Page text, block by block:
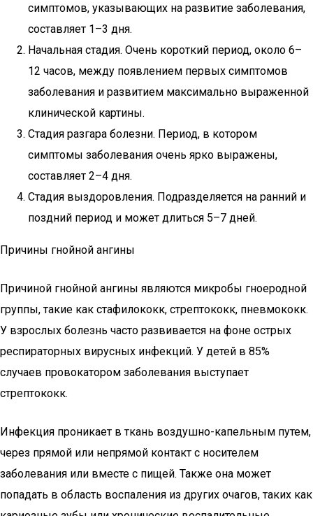
симптомов, указывающих на развитие заболевания,
составляет 1–3 дня.
Начальная стадия. Очень короткий период, около 6–
12 часов, между появлением первых симптомов
заболевания и развитием максимально выраженной
клинической картины.
Стадия разгара болезни. Период, в котором
симптомы заболевания очень ярко выражены,
составляет 2–4 дня.
Стадия выздоровления. Подразделяется на ранний и
поздний период и может длиться 5–7 дней.
Причины гнойной ангины
Причиной гнойной ангины являются микробы гноеродной
группы, такие как стафилококк, стрептококк, пневмококк.
У взрослых болезнь часто развивается на фоне острых
респираторных вирусных инфекций. У детей в 85%
случаев провокатором заболевания выступает
стрептококк.
Инфекция проникает в ткань воздушно-капельным путем,
через прямой или непрямой контакт с носителем
заболевания или вместе с пищей. Также она может
попадать в область воспаления из других очагов, таких как